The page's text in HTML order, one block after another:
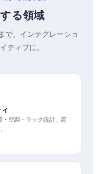
る領域
で。インテグレーショ
ティブに。
空調・ラック設計、高